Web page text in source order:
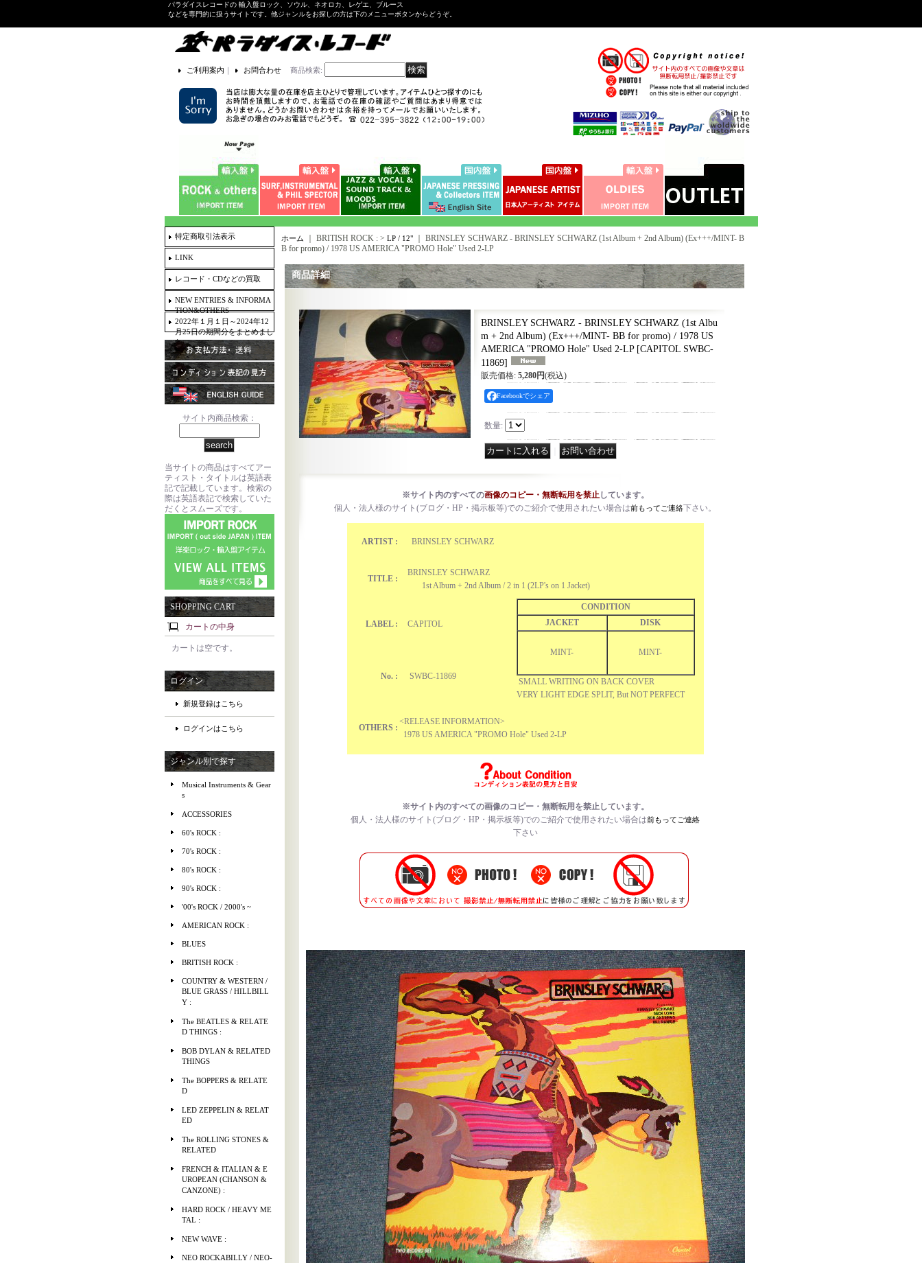
パラダイスレコードの 輸入盤ロック、ソウル、ネオロカ、レゲエ、ブルース
などを専門的に扱うサイトです。他ジャンルをお探しの方は下のメニューボタンからどうぞ。
ご利用案内 ｜ お問合わせ 商品検索:
特定商取引法表示
LINK
レコード・CDなどの買取
NEW ENTRIES & INFORMA
TION&OTHERS
2022年１月１日～2024年12
月25日の期間分をまとめまし
た。
サイト内商品検索：
当サイトの商品はすべてアー
ティスト・タイトルは英語表
記で記載しています。検索の
際は英語表記で検索していた
だくとスムーズです。
SHOPPING CART
カートの中身
カートは空です。
ログイン
新規登録はこちら
ログインはこちら
ジャンル別で探す
Musical Instruments & Gear
s
ACCESSORIES
60's ROCK :
70's ROCK :
80's ROCK :
90's ROCK :
'00's ROCK / 2000's ~
AMERICAN ROCK :
BLUES
BRITISH ROCK :
COUNTRY & WESTERN /
BLUE GRASS / HILLBILL
Y :
The BEATLES & RELATE
D THINGS :
BOB DYLAN & RELATED
THINGS
The BOPPERS & RELATE
D
LED ZEPPELIN & RELAT
ED
The ROLLING STONES &
RELATED
FRENCH & ITALIAN & E
UROPEAN (CHANSON &
CANZONE) :
HARD ROCK / HEAVY ME
TAL :
NEW WAVE :
NEO ROCKABILLY / NEO-
ホーム ｜ BRITISH ROCK : > LP / 12"｜ BRINSLEY SCHWARZ - BRINSLEY SCHWARZ (1st Album + 2nd Album) (Ex+++/MINT- B
B for promo) / 1978 US AMERICA "PROMO Hole" Used 2-LP
商品詳細
BRINSLEY SCHWARZ - BRINSLEY SCHWARZ (1st Albu
m + 2nd Album) (Ex+++/MINT- BB for promo) / 1978 US
AMERICA "PROMO Hole" Used 2-LP [CAPITOL SWBC-
11869]
販売価格: 5,280円(税込)
Facebookでシェア
数量:
※サイト内のすべての画像のコピー・無断転用を禁止しています。
個人・法人様のサイト(ブログ・HP・掲示板等)でのご紹介で使用されたい場合は前もってご連絡下さい。
ARTIST : BRINSLEY SCHWARZ
TITLE :
BRINSLEY SCHWARZ
1st Album + 2nd Album / 2 in 1 (2LP's on 1 Jacket)
LABEL : CAPITOL
CONDITION
JACKET
DISK
MINT- MINT-
SMALL WRITING ON BACK COVER
VERY LIGHT EDGE SPLIT, But NOT PERFECT
No. : SWBC-11869
OTHERS :
<RELEASE INFORMATION>
1978 US AMERICA "PROMO Hole" Used 2-LP
※サイト内のすべての画像のコピー・無断転用を禁止しています。
個人・法人様のサイト(ブログ・HP・掲示板等)でのご紹介で使用されたい場合は前もってご連絡
下さい